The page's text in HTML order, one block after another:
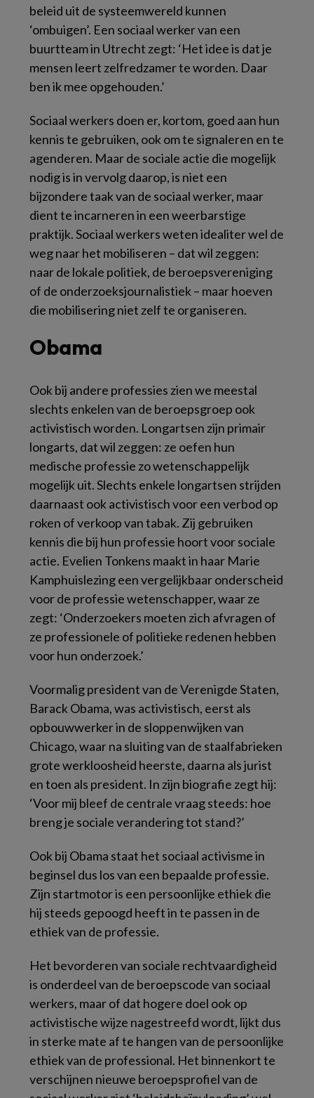
beleid uit de systeemwereld kunnen
‘ombuigen’. Een sociaal werker van een
buurtteam in Utrecht zegt: ‘Het idee is dat je
mensen leert zelfredzamer te worden. Daar
ben ik mee opgehouden.’
Sociaal werkers doen er, kortom, goed aan hun
kennis te gebruiken, ook om te signaleren en te
agenderen. Maar de sociale actie die mogelijk
nodig is in vervolg daarop, is niet een
bijzondere taak van de sociaal werker, maar
dient te incarneren in een weerbarstige
praktijk. Sociaal werkers weten idealiter wel de
weg naar het mobiliseren – dat wil zeggen:
naar de lokale politiek, de beroepsvereniging
of de onderzoeksjournalistiek – maar hoeven
die mobilisering niet zelf te organiseren.
Obama
Ook bij andere professies zien we meestal
slechts enkelen van de beroepsgroep ook
activistisch worden. Longartsen zijn primair
longarts, dat wil zeggen: ze oefen hun
medische professie zo wetenschappelijk
mogelijk uit. Slechts enkele longartsen strijden
daarnaast ook activistisch voor een verbod op
roken of verkoop van tabak. Zij gebruiken
kennis die bij hun professie hoort voor sociale
actie. Evelien Tonkens maakt in haar Marie
Kamphuislezing een vergelijkbaar onderscheid
voor de professie wetenschapper, waar ze
zegt: ‘Onderzoekers moeten zich afvragen of
ze professionele of politieke redenen hebben
voor hun onderzoek.’
Voormalig president van de Verenigde Staten,
Barack Obama, was activistisch, eerst als
opbouwwerker in de sloppenwijken van
Chicago, waar na sluiting van de staalfabrieken
grote werkloosheid heerste, daarna als jurist
en toen als president. In zijn biografie zegt hij:
‘Voor mij bleef de centrale vraag steeds: hoe
breng je sociale verandering tot stand?’
Ook bij Obama staat het sociaal activisme in
beginsel dus los van een bepaalde professie.
Zijn startmotor is een persoonlijke ethiek die
hij steeds gepoogd heeft in te passen in de
ethiek van de professie.
Het bevorderen van sociale rechtvaardigheid
is onderdeel van de beroepscode van sociaal
werkers, maar of dat hogere doel ook op
activistischewijze nagestreefd wordt, lijkt dus
in sterke mate af te hangen van de persoonlijke
ethiek van de professional. Het binnenkort te
verschijnen nieuwe beroepsprofiel van de